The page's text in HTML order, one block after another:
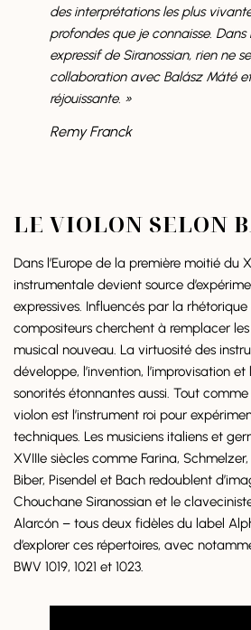
des interprétations les plus
profondes que je connaisse.
expressif de Siranossian, rien ne
collaboration avec Balász Máté
réjouissante. »
Remy Franck
LE VIOLON SELON
Dans l’Europe de la première moitié du
instrumentale devient source
expressives. Influencés par la
compositeurs cherchent à remplacer
musical nouveau. La virtuosité des
développe, l’invention, l’improvisation
sonorités étonnantes aussi. Tout comme
violon est l’instrument roi pour
techniques. Les musiciens italiens et
XVIIIe siècles comme Farina,
Biber, Pisendel et Bach redoublent
Chouchane Siranossian et le
Alarcón – tous deux fidèles du label
d’explorer ces répertoires, avec
BWV 1019, 1021 et 1023.